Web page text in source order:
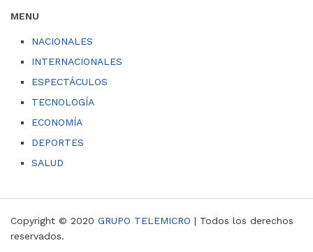
MENU
NACIONALES
INTERNACIONALES
ESPECTÁCULOS
TECNOLOGÍA
ECONOMÍA
DEPORTES
SALUD
Copyright © 2020 GRUPO TELEMICRO | Todos los derechos
reservados.